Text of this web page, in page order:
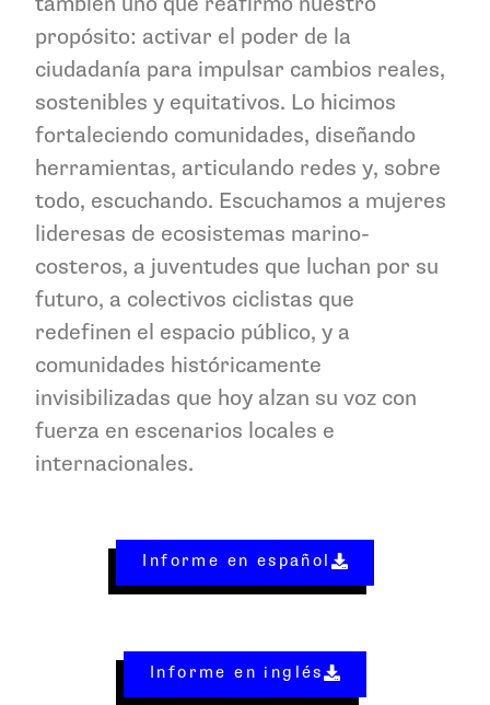
propósito: activar el poder de la
ciudadanía para impulsar cambios reales,
sostenibles y equitativos. Lo hicimos
fortaleciendo comunidades, diseñando
herramientas, articulando redes y, sobre
todo, escuchando. Escuchamos a mujeres
lideresas de ecosistemas marino-
costeros, a juventudes que luchan por su
futuro, a colectivos ciclistas que
redefinen el espacio público, y a
comunidades históricamente
invisibilizadas que hoy alzan su voz con
fuerza en escenarios locales e
internacionales.
Informe en español
Informe en inglés